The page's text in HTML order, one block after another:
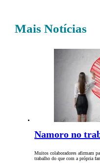
Mais Notícias
Namoro no
Muitos colaboradores afirmam
trabalho do que com a própria